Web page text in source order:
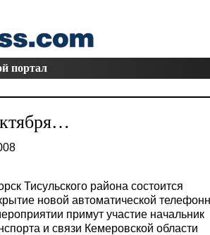
портал
Тисульского района состоится
новой автоматической
примут участие начальник
и связи Кемеровской области